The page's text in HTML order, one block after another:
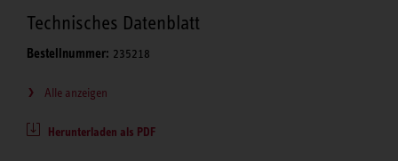
Technisches Datenblatt
Bestellnummer: 235218
Alle anzeigen
Herunterladen als PDF